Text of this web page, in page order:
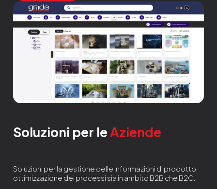
Soluzioni per le Aziende
Soluzioni per la gestione delle informazioni di prodotto,
ottimizzazione dei processi sia in ambito B2B che B2C.